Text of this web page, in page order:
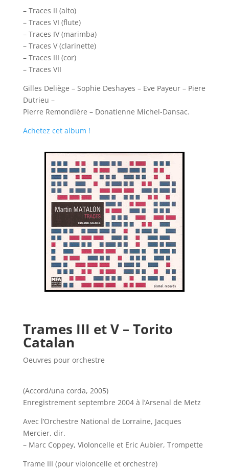
– Traces II (alto)
– Traces VI (flute)
– Traces IV (marimba)
– Traces V (clarinette)
– Traces III (cor)
– Traces VII
Gilles Deliège – Sophie Deshayes – Eve Payeur – Piere
Dutrieu –
Pierre Remondière – Donatienne Michel-Dansac.
Achetez cet album !
Trames III et V – Torito
Catalan
Oeuvres pour orchestre
(Accord/una corda, 2005)
Enregistrement septembre 2004 à l’Arsenal de Metz
Avec l’Orchestre National de Lorraine, Jacques
Mercier, dir.
– Marc Coppey, Violoncelle et Eric Aubier, Trompette
Trame III (pour violoncelle et orchestre)